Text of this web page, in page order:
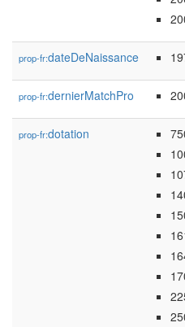
prop-fr:dateDeNaissance
prop-fr:dernierMatchPro
prop-fr:dotation